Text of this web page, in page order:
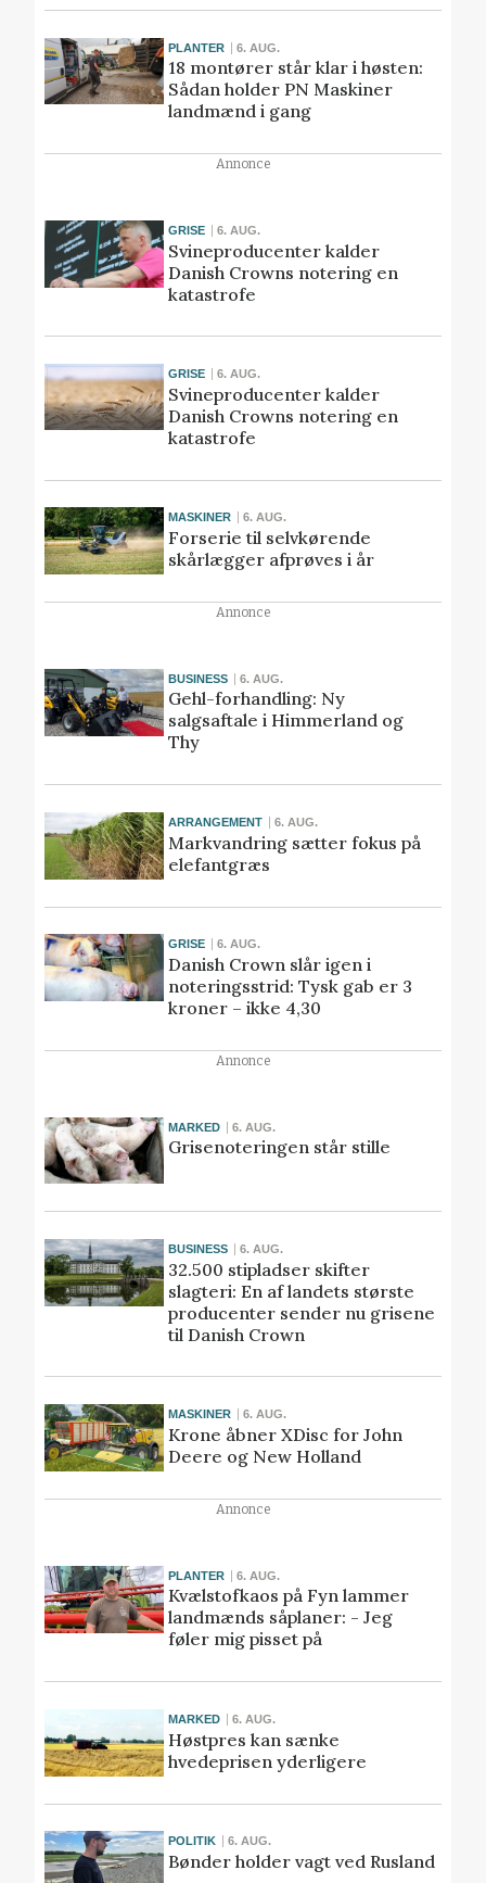
PLANTER 6. AUG.
18 montører står klar i høsten:
Sådan holder PN Maskiner
landmænd i gang
Annonce
GRISE 6. AUG.
Svineproducenter kalder
Danish Crowns notering en
katastrofe
GRISE 6. AUG.
Svineproducenter kalder
Danish Crowns notering en
katastrofe
MASKINER 6. AUG.
Forserie til selvkørende
skårlægger afprøves i år
Annonce
BUSINESS 6. AUG.
Gehl-forhandling: Ny
salgsaftale i Himmerland og
Thy
ARRANGEMENT 6. AUG.
Markvandring sætter fokus på
elefantgræs
GRISE 6. AUG.
Danish Crown slår igen i
noteringsstrid: Tysk gab er 3
kroner – ikke 4,30
Annonce
MARKED 6. AUG.
Grisenoteringen står stille
BUSINESS 6. AUG.
32.500 stipladser skifter
slagteri: En af landets største
producenter sender nu grisene
til Danish Crown
MASKINER 6. AUG.
Krone åbner XDisc for John
Deere og New Holland
Annonce
PLANTER 6. AUG.
Kvælstofkaos på Fyn lammer
landmænds såplaner: - Jeg
føler mig pisset på
MARKED 6. AUG.
Høstpres kan sænke
hvedeprisen yderligere
POLITIK 6. AUG.
Bønder holder vagt ved Rusland